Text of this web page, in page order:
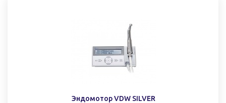
Эндомотор VDW SILVER